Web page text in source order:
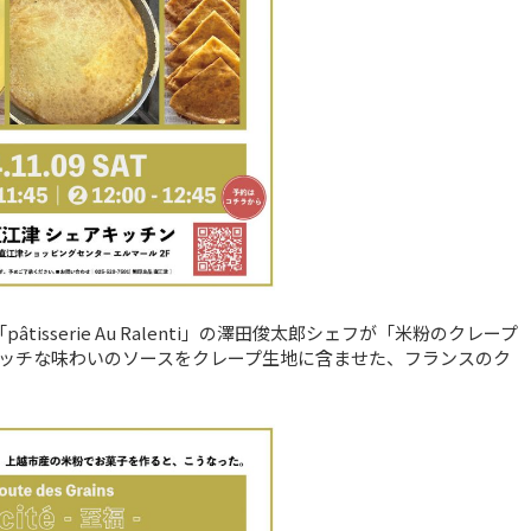
Au Ralenti」の澤田俊太郎シェフが「米粉のクレープ
な味わいのソースをクレープ生地に含ませた、フランスのク